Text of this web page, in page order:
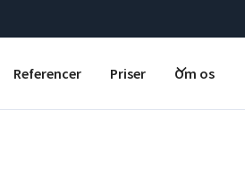
Referencer Priser Om os